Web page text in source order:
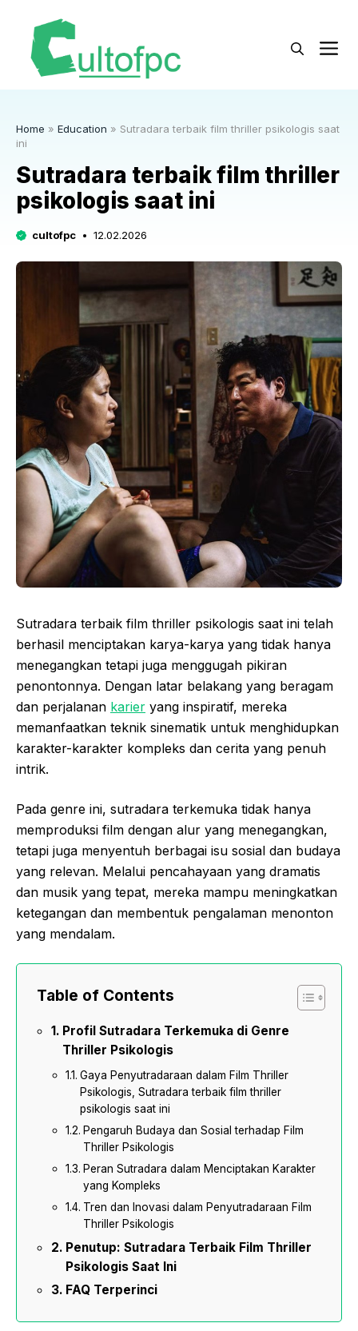
Home » Education » Sutradara terbaik film thriller psikologis saat
ini
Sutradara terbaik film thriller
psikologis saat ini
cultofpc 12.02.2026
Sutradara terbaik film thriller psikologis saat ini telah
berhasil menciptakan karya-karya yang tidak hanya
menegangkan tetapi juga menggugah pikiran
penontonnya. Dengan latar belakang yang beragam
dan perjalanan karier yang inspiratif, mereka
memanfaatkan teknik sinematik untuk menghidupkan
karakter-karakter kompleks dan cerita yang penuh
intrik.
Pada genre ini, sutradara terkemuka tidak hanya
memproduksi film dengan alur yang menegangkan,
tetapi juga menyentuh berbagai isu sosial dan budaya
yang relevan. Melalui pencahayaan yang dramatis
dan musik yang tepat, mereka mampu meningkatkan
ketegangan dan membentuk pengalaman menonton
yang mendalam.
Table of Contents
Profil Sutradara Terkemuka di Genre
Thriller Psikologis
Gaya Penyutradaraan dalam Film Thriller
Psikologis, Sutradara terbaik film thriller
psikologis saat ini
Pengaruh Budaya dan Sosial terhadap Film
Thriller Psikologis
Peran Sutradara dalam Menciptakan Karakter
yang Kompleks
Tren dan Inovasi dalam Penyutradaraan Film
Thriller Psikologis
Penutup: Sutradara Terbaik Film Thriller
Psikologis Saat Ini
FAQ Terperinci